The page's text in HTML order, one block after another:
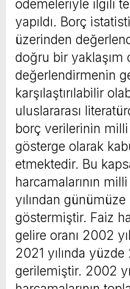
ödemeleriyle ilgili
yapıldı. Borç
üzerinden
doğru bir yaklaşım
değerlendirmenin
karşılaştırılabilir
uluslararası
borç verilerinin milli
gösterge olarak
etmektedir. Bu
harcamalarının
yılından
göstermiştir. Faiz
gelire oranı 2002
2021 yılında yüzde
gerilemiştir. 2002